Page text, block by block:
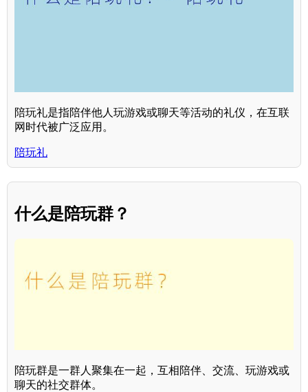
陪玩礼是指陪伴他人玩游戏或聊天等活动的礼仪，在互联
网时代被广泛应用。
陪玩礼
什么是陪玩群？
陪玩群是一群人聚集在一起，互相陪伴、交流、玩游戏或
聊天的社交群体。